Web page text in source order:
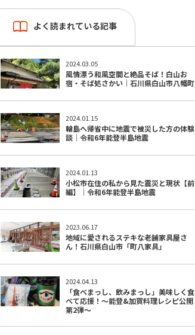
よく読まれている記事
2024.03.05
風情漂う和風空間と絶品そば！白山お
宿・そば処さかい｜石川県白山市八幡町
2024.01.15
輪島へ帰省中に地震で被災した方の体験
談｜令和6年能登半島地震
2024.01.13
小松市在住の私から見た震災と現状【前
編】｜令和6年能登半島地震
2023.06.17
地域に愛されるステキな老舗家具屋さ
ん！石川県白山市「町八家具」
2024.04.13
「食べまっし、飲みまっし」美味しく食
べて応援！〜能登&加賀料理レシピ公開
第2弾〜